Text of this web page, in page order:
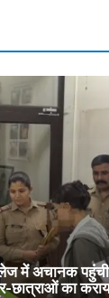
में अचानक
छात्राओं का